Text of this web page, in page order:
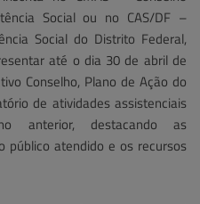
Social ou no CAS/DF –
Social do Distrito Federal,
até o dia 30 de abril de
Conselho, Plano de Ação do
de atividades assistenciais
anterior, destacando as
público atendido e os recursos